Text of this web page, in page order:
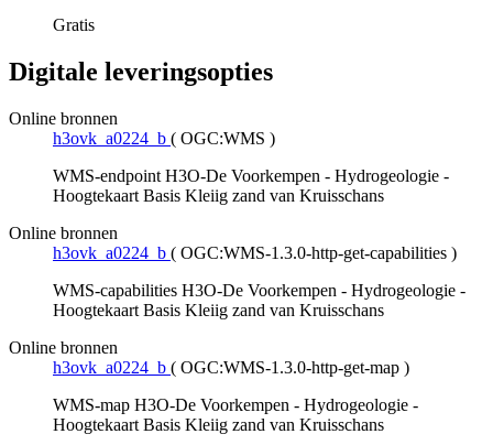
Gratis
Digitale leveringsopties
Online bronnen
h3ovk_a0224_b ( OGC:WMS )
WMS-endpoint H3O-De Voorkempen - Hydrogeologie -
Hoogtekaart Basis Kleiig zand van Kruisschans
Online bronnen
h3ovk_a0224_b ( OGC:WMS-1.3.0-http-get-capabilities )
WMS-capabilities H3O-De Voorkempen - Hydrogeologie -
Hoogtekaart Basis Kleiig zand van Kruisschans
Online bronnen
h3ovk_a0224_b ( OGC:WMS-1.3.0-http-get-map )
WMS-map H3O-De Voorkempen - Hydrogeologie -
Hoogtekaart Basis Kleiig zand van Kruisschans